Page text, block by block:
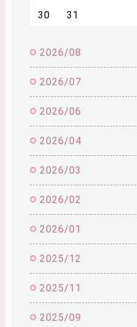
30
31
2026/08
2026/07
2026/06
2026/04
2026/03
2026/02
2026/01
2025/12
2025/11
2025/09